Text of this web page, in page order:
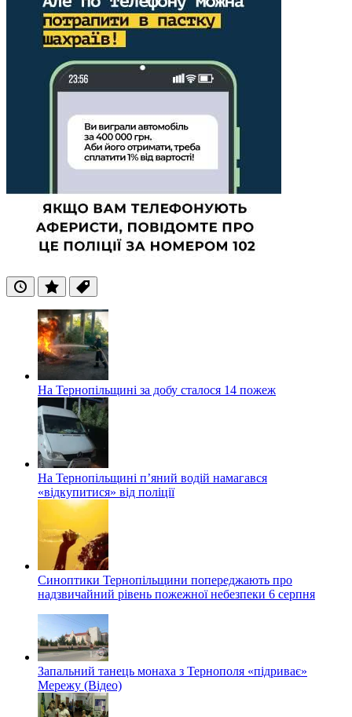
ОстанніПопулярні
Теги
На Тернопільщині за добу сталося 14 пожеж
На Тернопільщині п’яний водій намагався
«відкупитися» від поліції
Синоптики Тернопільщини попереджають про
надзвичайний рівень пожежної небезпеки 6 серпня
Запальний танець монаха з Тернополя «підриває»
Мережу (Відео)